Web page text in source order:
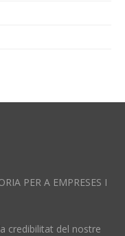
PER A EMPRESES I
credibilitat del nostre